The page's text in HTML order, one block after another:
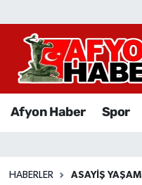
Afyon Haber Spor
HABERLER ASAYIŞ YAŞAM
Afyon Haber